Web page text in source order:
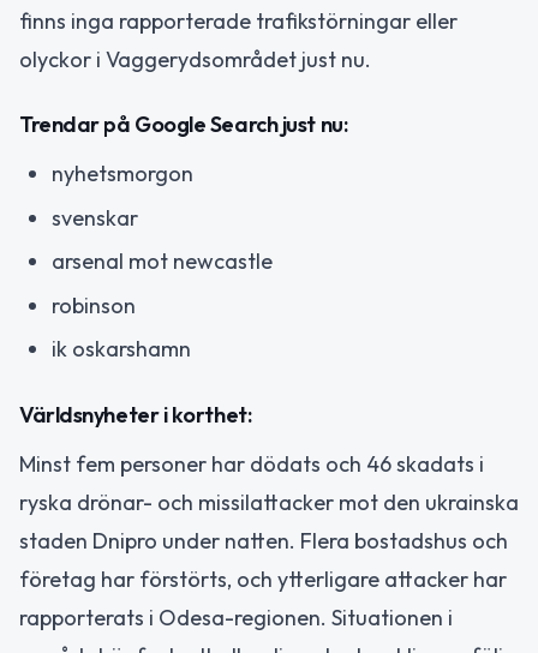
finns inga rapporterade trafikstörningar eller
olyckor i Vaggerydsområdet just nu.
Trendar på Google Search just nu:
nyhetsmorgon
svenskar
arsenal mot newcastle
robinson
ik oskarshamn
Världsnyheter i korthet:
Minst fem personer har dödats och 46 skadats i
ryska drönar- och missilattacker mot den ukrainska
staden Dnipro under natten. Flera bostadshus och
företag har förstörts, och ytterligare attacker har
rapporterats i Odesa-regionen. Situationen i